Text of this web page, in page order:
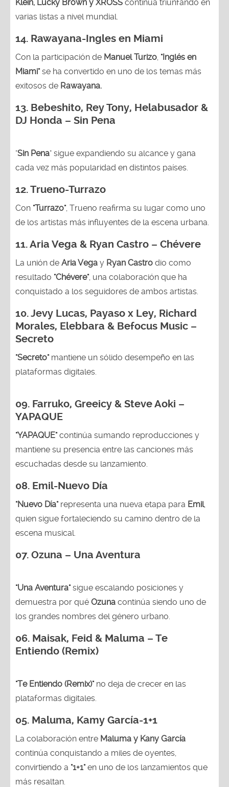
Klein, Lucky Brown y XROSS continúa triunfando en
varias listas a nivel mundial.
14. Rawayana-Ingles en Miami
Con la participación de Manuel Turizo, "Inglés en
Miami"se ha convertido en uno de los temas más
exitosos de Rawayana.
13. Bebeshito, Rey Tony, Helabusador &
DJ Honda – Sin Pena
"Sin Pena" sigue expandiendo su alcance y gana
cada vez más popularidad en distintos países.
12.Trueno-Turrazo
Con "Turrazo", Trueno reafirma su lugar como uno
de los artistas más influyentes de la escena urbana.
11. Aria Vega & Ryan Castro – Chévere
La unión de Aria Vega y Ryan Castro dio como
resultado "Chévere", una colaboración que ha
conquistado a los seguidores de ambos artistas.
10. Jevy Lucas, Payaso x Ley, Richard
Morales, Elebbara & Befocus Music –
Secreto
"Secreto"mantiene un sólido desempeño en las
plataformas digitales.
09. Farruko, Greeicy & Steve Aoki –
YAPAQUE
"YAPAQUE"continúa sumando reproducciones y
mantiene su presencia entre las canciones más
escuchadas desde su lanzamiento.
08. Emil-Nuevo Día
"Nuevo Día"representa una nueva etapa para Emil,
quien sigue fortaleciendo su camino dentro de la
escena musical.
07. Ozuna – Una Aventura
"Una Aventura"sigue escalando posiciones y
demuestra por qué Ozuna continúa siendo uno de
los grandes nombres del género urbano.
06. Maisak, Feid & Maluma – Te
Entiendo (Remix)
"Te Entiendo (Remix)"no deja de crecer en las
plataformas digitales.
05. Maluma, Kamy García-1+1
La colaboración entre Maluma y Kany García
continúa conquistando a miles de oyentes,
convirtiendo a "1+1"en uno de los lanzamientos que
más resaltan.